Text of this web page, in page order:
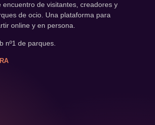
encuentro de visitantes, creadores y
de ocio. Una plataforma para
online y en persona.
nº1 de parques.